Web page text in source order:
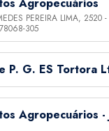
/ g 164
600
(g) por co 30
cova 150
a 14
PEREIRA LIMA, 2520
78068-305
P. G. ES Tortora
Agropecuários -